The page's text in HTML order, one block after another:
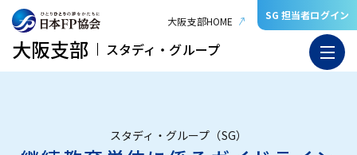
大阪支部 スタディ・グループ
大阪支部HOME SG 担当者ログイン
スタディ・グループ（SG）